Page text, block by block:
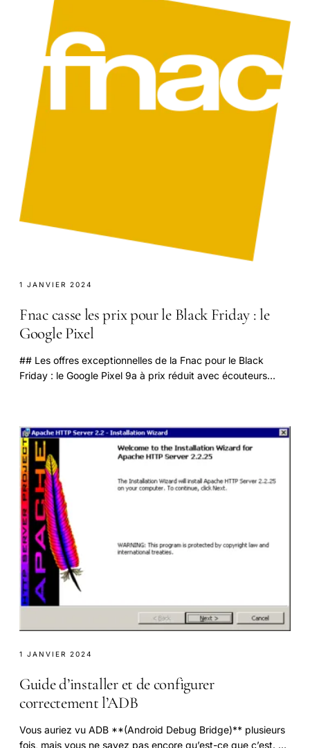
1 JANVIER 2024
Fnac casse les prix pour le Black Friday : le
Google Pixel
## Les offres exceptionnelles de la Fnac pour le Black
Friday : le Google Pixel 9a à prix réduit avec écouteurs
1 JANVIER 2024
Guide d’installer et de configurer
correctement l’ADB
Vous auriez vu ADB **(Android Debug Bridge)** plusieurs
fois, mais vous ne savez pas encore qu’est-ce que c’est. Ce